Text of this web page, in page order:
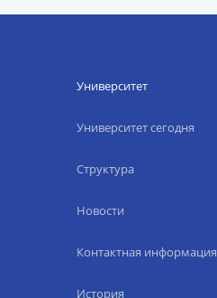
Университет
Университет сегодня
Структура
Новости
Контактная информация
История